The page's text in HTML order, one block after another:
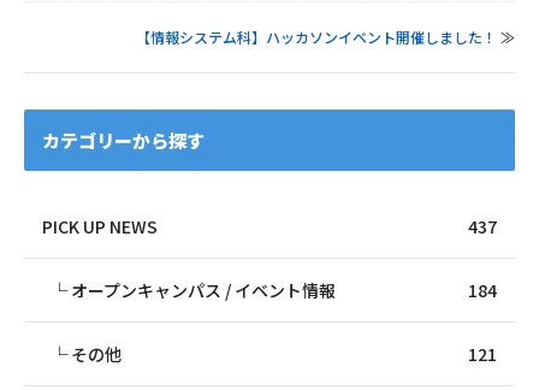
【情報システム科】ハッカソンイベント開催しました！ ≫
カテゴリーから探す
PICK UP NEWS 437
オープンキャンパス / イベント情報 184
その他 121